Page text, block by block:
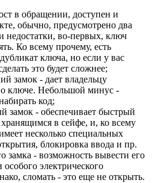
в обращении, доступен и
обычно, предусмотрено два
недостатки, во-первых, ключ
Ко всему прочему, есть
ключа, но если у вас
это будет сложнее;
замок - дает владельцу
о ключе. Небольшой минус -
код;
замок - обеспечивает быстрый
в сейфе, и, ко всему
несколько специальных
блокировка ввода и пр.
замка - возможность вывести его
электрического
сломать - это еще не открыть.